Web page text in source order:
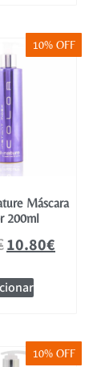
10% OFF
Máscara
200ml
10.80€
10% OFF